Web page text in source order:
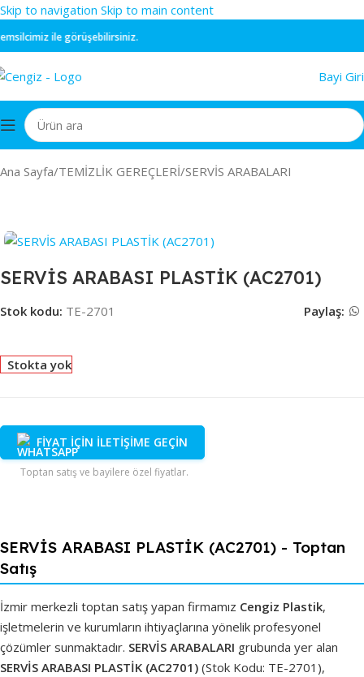
Skip to navigation Skip to main content
ile görüşebilirsiniz.
Bayi
Ana Sayfa/TEMİZLİK GEREÇLERİ/SERVİS ARABALARI
SERVİS ARABASI PLASTİK (AC2701)
Stok kodu: TE-2701 Paylaş:
Stokta yok
FİYAT İÇİN İLETİŞİME GEÇİN
Toptan satış ve bayilere özel fiyatlar.
SERVİS ARABASI PLASTİK (AC2701) - Toptan
Satış
İzmir merkezli toptan satış yapan firmamız Cengiz Plastik,
işletmelerin ve kurumların ihtiyaçlarına yönelik profesyonel
çözümler sunmaktadır. SERVİS ARABALARI grubunda yer alan
SERVİS ARABASI PLASTİK (AC2701) (Stok Kodu: TE-2701),